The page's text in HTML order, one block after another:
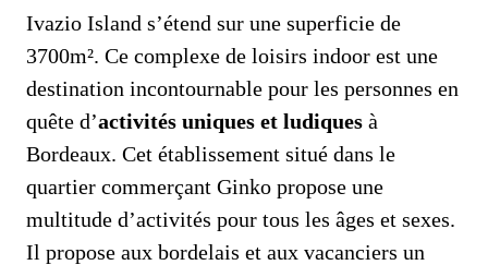
Ivazio Island s’étend sur une superficie de
3700m². Ce complexe de loisirs indoor est une
destination incontournable pour les personnes en
quête d’activités uniques et ludiques à
Bordeaux. Cet établissement situé dans le
quartier commerçant Ginko propose une
multitude d’activités pour tous les âges et sexes.
Il propose aux bordelais et aux vacanciers un